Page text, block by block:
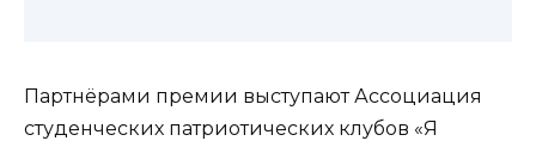
Партнёрами премии выступают Ассоциация
студенческих патриотических клубов «Я